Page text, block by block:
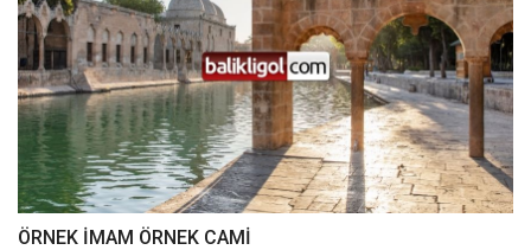
ÖRNEK İMAM ÖRNEK CAMİ